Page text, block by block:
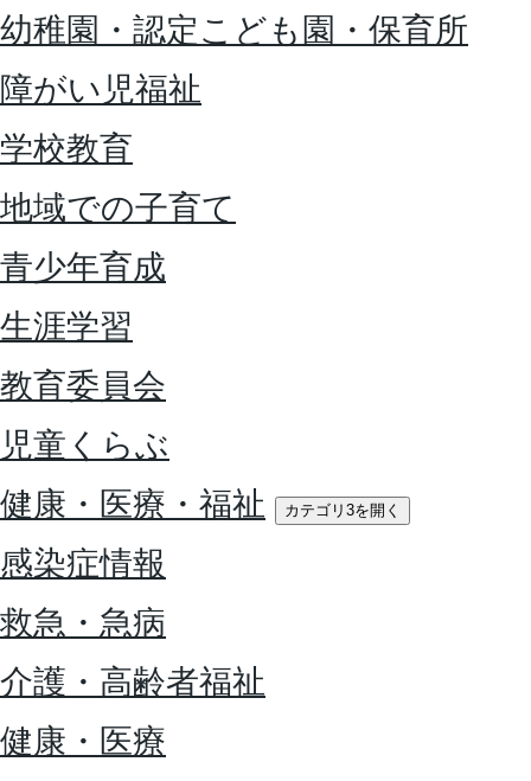
幼稚園・認定こども園・保育所
障がい児福祉
学校教育
地域での子育て
青少年育成
生涯学習
教育委員会
児童くらぶ
健康・医療・福祉
カテゴリ3を開く
感染症情報
救急・急病
介護・高齢者福祉
健康・医療